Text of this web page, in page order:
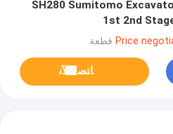
SH280 Sumitomo
1st 2nd
ﺎﺘﺼﻟ ﺍﻶﻧ